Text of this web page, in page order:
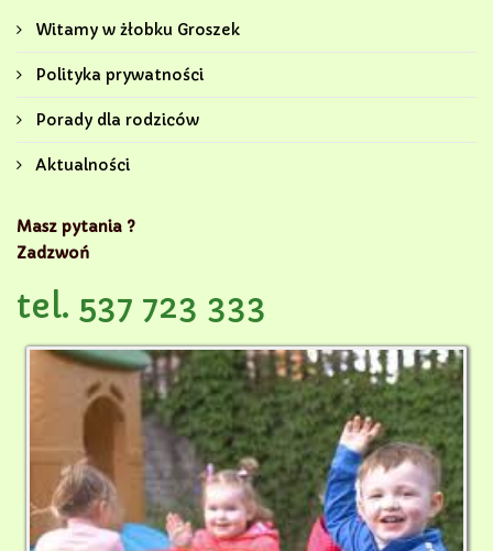
Witamy w żłobku Groszek
Polityka prywatności
Porady dla rodziców
Aktualności
Masz pytania ?
Zadzwoń
tel. 537 723 333